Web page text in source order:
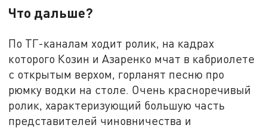
Что дальше?
По ТГ-каналам ходит ролик, на кадрах
которого Козин и Азаренко мчат в кабриолете
с открытым верхом, горланят песню про
рюмку водки на столе. Очень красноречивый
ролик, характеризующий большую часть
представителей чиновничества и